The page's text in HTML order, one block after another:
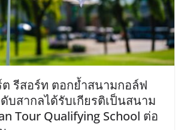
รีสอร์ท ตอกย้ำสนามกอล์ฟ
บสากลได้รับเกียรติเป็นสนาม
Tour Qualifying School ต่อ